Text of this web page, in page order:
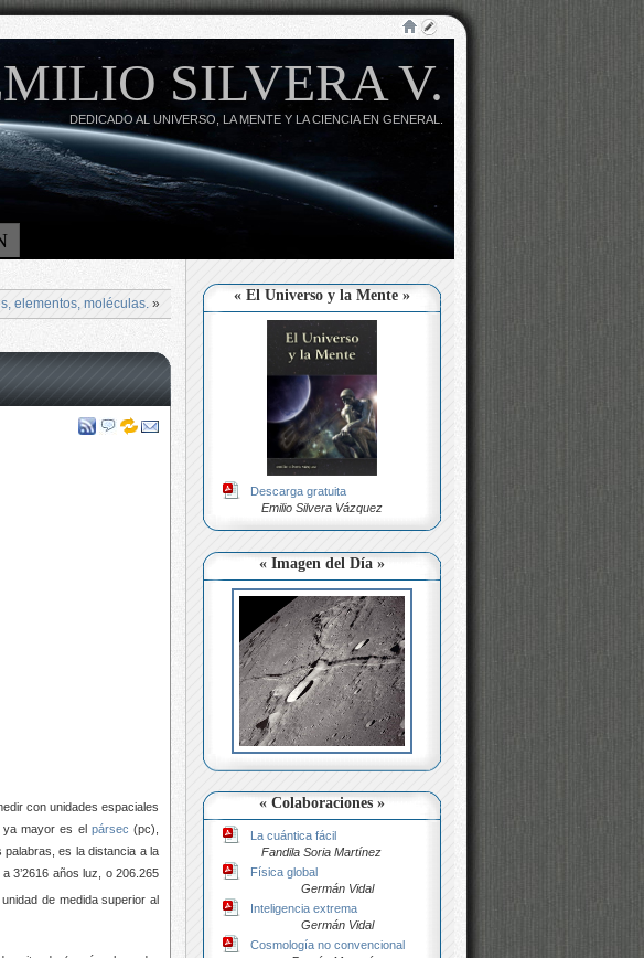
SILVERA V.
DEDICADO AL UNIVERSO, LA MENTE Y LA CIENCIA EN GENERAL.
« El Universo y la Mente »
Descarga gratuita
Emilio Silvera Vázquez
« Imagen del Día »
« Colaboraciones »
La cuántica fácil
Fandila Soria Martínez
Física global
Germán Vidal
Inteligencia extrema
Germán Vidal
Cosmología no convencional
elementos, moléculas. »
con unidades espaciales
ya mayor es el pársec (pc),
palabras, es la distancia a la
3’2616 años luz, o 206.265
de medida superior al